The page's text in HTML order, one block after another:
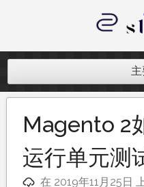
内
记录跨境
Magento 2
运行单元测
在 2019年11月25日